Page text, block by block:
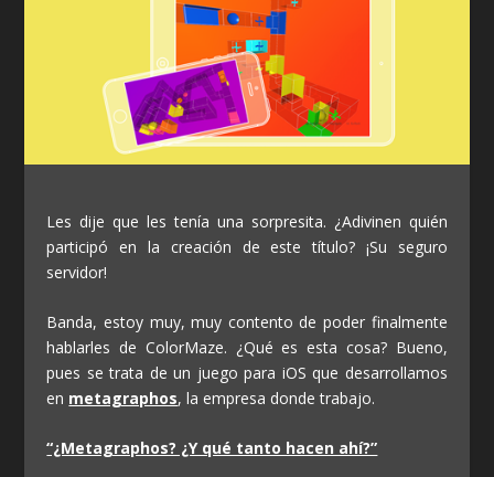
Les dije que les tenía una sorpresita. ¿Adivinen quién
participó en la creación de este título? ¡Su seguro
servidor!
Banda, estoy muy, muy contento de poder finalmente
hablarles de ColorMaze. ¿Qué es esta cosa? Bueno,
pues se trata de un juego para iOS que desarrollamos
en metagraphos, la empresa donde trabajo.
“¿Metagraphos? ¿Y qué tanto hacen ahí?”